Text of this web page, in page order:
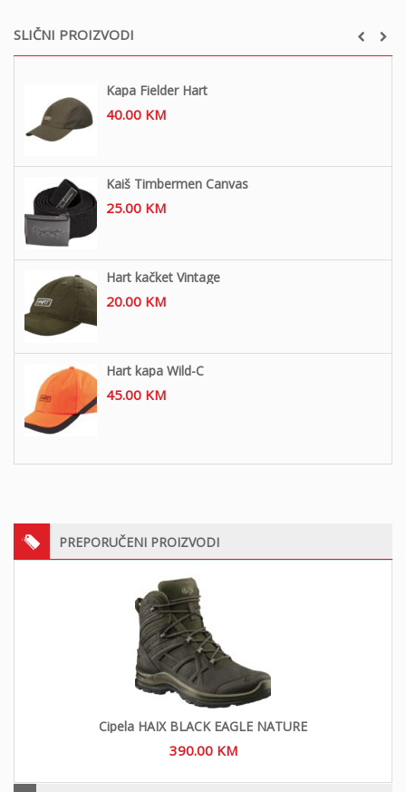
SLIČNI PROIZVODI
Kapa Fielder Hart
40.00 KM
Kaiš Timbermen Canvas
25.00 KM
Hart kačket Vintage
20.00 KM
Hart kapa Wild-C
45.00 KM
PREPORUČENI PROIZVODI
Cipela HAIX BLACK EAGLE NATURE
390.00 KM